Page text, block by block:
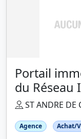
Portail
du Réseau
ST ANDRE DE
Agence Achat/